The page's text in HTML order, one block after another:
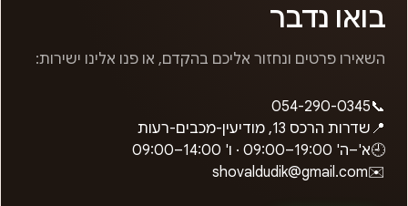
בואו נדבר
השאירו פרטים ונחזור אליכם בהקדם, או פנו אלינו ישירות:
📞
054-290-0345
📍 שדרות הרכס 13, מודיעין-מכבים-רעות
🕘א'–ה' 09:00–19:00 · ו' 09:00–14:00
✉️
shovaldudik@gmail.com